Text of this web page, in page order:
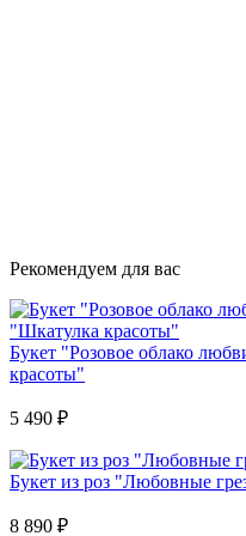
Рекомендуем для вас
Букет "Розовое облако
красоты"
5 490 ₽
Букет из роз "Любовные
8 890 ₽